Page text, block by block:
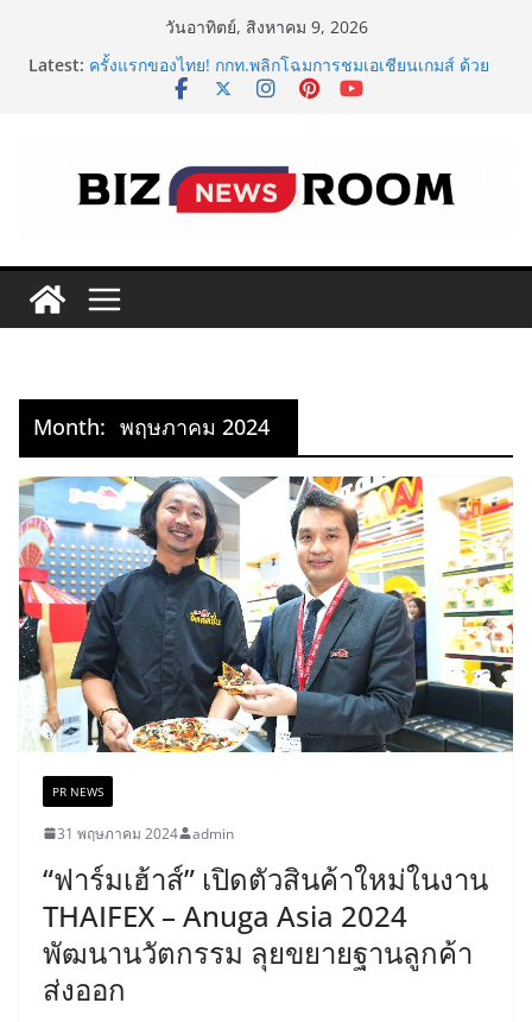
วันอาทิตย์, สิงหาคม 9, 2026
Latest: การเชื่อมโยงไทย–อินโดนีเซีย ดันไทยสู่จุดหมายปลายทาง
คุณภาพ เชื่อม Asean Tourism และ Muslim-Friendly
แคมเปญ ‘#มากกว่ามหกรรมกีฬา ALL IN ASIAN GAMES’
Vitafoods Asia 2026 ตัวเร่งอุตสาหกรรมสารสกัดไทย ชู
งานวิจัย – เครือข่ายโลก สร้างมูลค่าเศรษฐกิจใหม่ ขานรับ
สุดลิมิเต็ด ถ่ายทอดภูมิปัญญาท้องถิ่นสู่สุนทรียภาพระดับ
สากล
Month: พฤษภาคม 2024
PR NEWS
31 พฤษภาคม 2024 admin
“ฟาร์มเฮ้าส์” เปิดตัวสินค้าใหม่ในงาน
THAIFEX – Anuga Asia 2024
พัฒนานวัตกรรม ลุยขยายฐานลูกค้า
ส่งออก